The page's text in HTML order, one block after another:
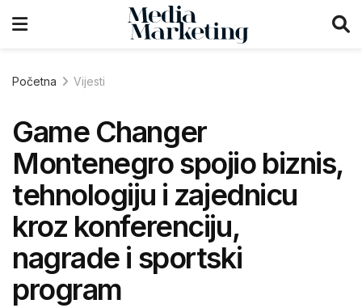
Početna Vijesti
Game Changer
Montenegro spojio biznis,
tehnologiju i zajednicu
kroz konferenciju,
nagrade i sportski
program